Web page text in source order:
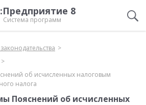
8
Система программ
об исчисленных налоговым
налога
Пояснений об исчисленных